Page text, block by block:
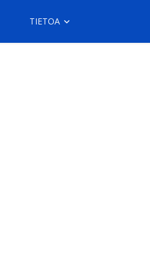
TIETOA